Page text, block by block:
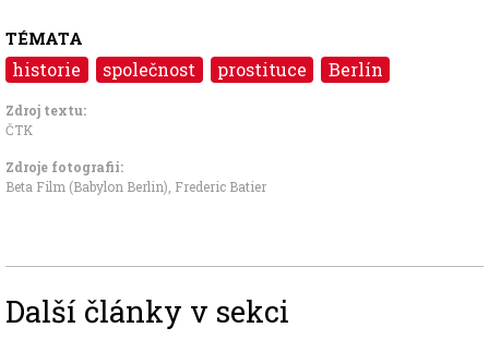
TÉMATA
historie společnost prostituce Berlín
Zdroj textu:
ČTK
Zdroje fotografii:
Beta Film (Babylon Berlin), Frederic Batier
Další články v sekci